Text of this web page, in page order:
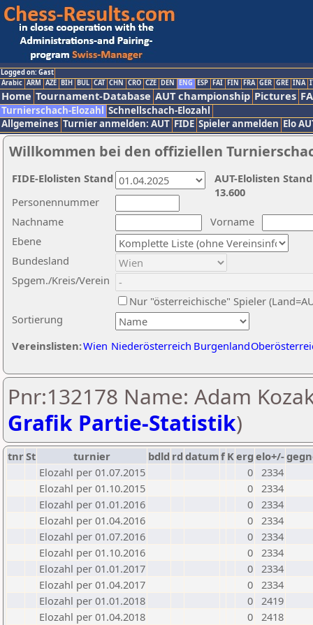
Logged on: Gast
Arabic ARM AZE BIH BUL CAT CHN CRO CZE DEN ENG ESP FAI FIN FRA GER GRE INA
Home Tournament-Database AUT championship Pictures
Turnierschach-Elozahl Schnellschach-Elozahl
Allgemeines Turnier anmelden: AUT FIDE Spieler anmelden Elo
Willkommen bei den offiziellen
Nachname
Vorname
Ebene
Sortierung
Personennummer
Bundesland
Spgem./Kreis/Verein
Nur "österreichische" Spieler
Vereinslisten:Wien Niederösterreich Burgenland
AUT-Elolisten
13.600
FIDE-Elolisten Stand
Pnr:132178 Name: Adam
Grafik Partie-Statistik)
tnrSt turnier bdld rd datumf Kerg elo+/-
Elozahl per 01.07.2015
0 2334
Elozahl per 01.10.2015
0 2334
Elozahl per 01.01.2016
0 2334
Elozahl per 01.04.2016
0 2334
Elozahl per 01.07.2016
0 2334
Elozahl per 01.10.2016
0 2334
Elozahl per 01.01.2017
0 2334
Elozahl per 01.04.2017
0 2334
Elozahl per 01.01.2018
0 2419
Elozahl per 01.04.2018
0 2418